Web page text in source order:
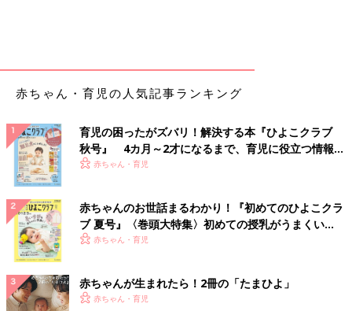
赤ちゃん・育児の人気記事ランキング
育児の困ったがズバリ！解決する本『ひよこクラブ
秋号』 4カ月～2才になるまで、育児に役立つ情報が
いっぱい！
赤ちゃん・育児
赤ちゃんのお世話まるわかり！『初めてのひよこクラ
ブ 夏号』〈巻頭大特集〉初めての授乳がうまくい
く！ おっぱい・ミルクの基本と夏のトラブル 解決テ
赤ちゃん・育児
赤ちゃんが生まれたら！2冊の「たまひよ」
赤ちゃん・育児